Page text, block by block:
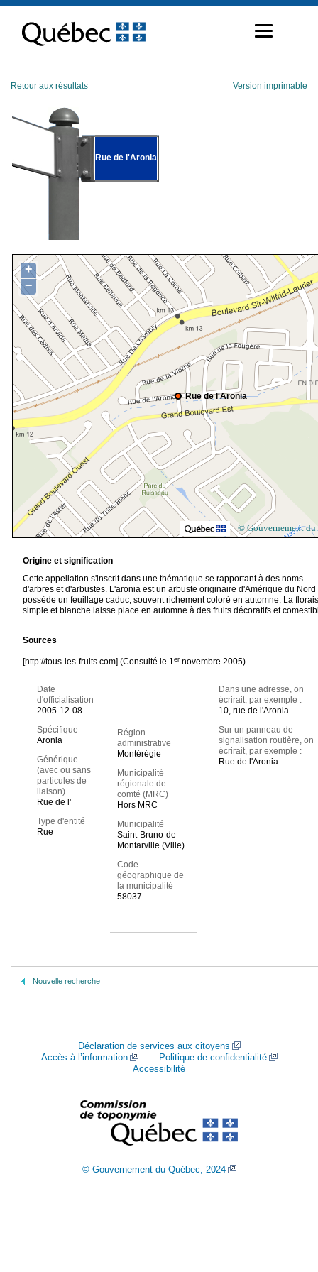
contenu
Retour aux résultats Version imprimable
Rue de l'Aronia
Rue de l'Aronia
+
−
© Gouvernement du
Origine et signification
Cette appellation s'inscrit dans une thématique se rapportant à des noms
d'arbres et d'arbustes. L'aronia est un arbuste originaire d'Amérique du Nord
possède un feuillage caduc, souvent richement coloré en automne. La
simple et blanche laisse place en automne à des fruits décoratifs et
Sources
[http://tous-les-fruits.com] (Consulté le 1er novembre 2005).
Date
d'officialisation
2005-12-08
Spécifique
Aronia
Générique
(avec ou sans
particules de
liaison)
Rue de l'
Type d'entité
Rue
Région
administrative
Montérégie
Municipalité
régionale de
comté (MRC)
Hors MRC
Municipalité
Saint-Bruno-de-
Montarville (Ville)
Code
géographique de
la municipalité
58037
Dans une adresse, on
écrirait, par exemple :
10, rue de l'Aronia
Sur un panneau de
signalisation routière, on
écrirait, par exemple :
Rue de l'Aronia
Nouvelle recherche
Déclaration de services aux citoyens
Accès à l’information
Politique de confidentialité
Accessibilité
© Gouvernement du Québec, 2024